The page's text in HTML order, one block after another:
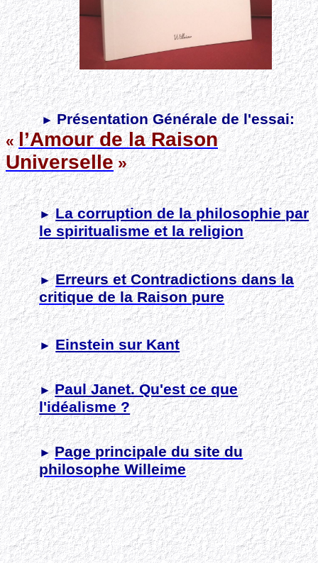
► Présentation Générale de l'essai:
«l’Amour de la Raison
Universelle »
► La corruption de la philosophiepar
le spiritualisme et la religion
► Erreurs et Contradictions dans la
critique de la Raison pure
► Einstein sur Kant
► Paul Janet. Qu'est ce que
l'idéalisme ?
► Page principale du site du
philosophe Willeime